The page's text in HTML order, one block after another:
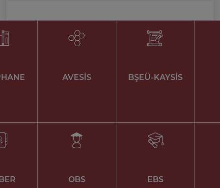
AVESİS BŞEÜ-KAYSİS
OBS EBS